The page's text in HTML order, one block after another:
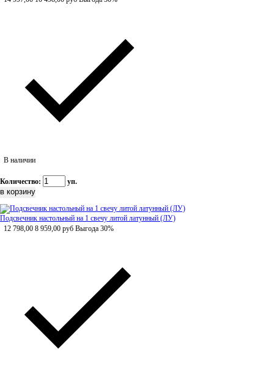
В наличии
Количество: уп.
Подсвечник настольный на 1 свечу литой латунный (ЛУ)
12 798,00 8 959,00 руб Выгода 30%